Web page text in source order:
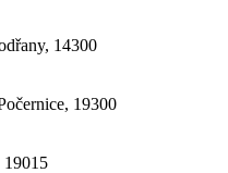
14300
19300
19015